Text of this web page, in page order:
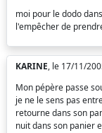
moi pour le dodo
l'empêcher de
KARINE, le 17/11/
Mon pépère passe
je ne le sens pas
retourne dans son
nuit dans son panier